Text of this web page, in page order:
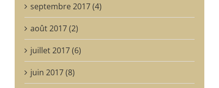
septembre 2017 (4)
août 2017 (2)
juillet 2017 (6)
juin 2017 (8)